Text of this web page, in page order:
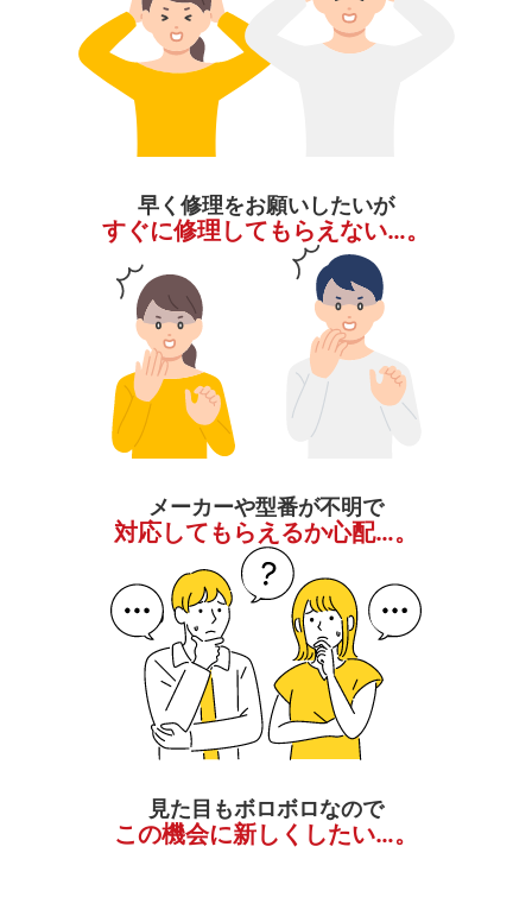
早く修理をお願いしたいが
すぐに修理してもらえない…。
メーカーや型番が不明で
対応してもらえるか心配…。
見た目もボロボロなので
この機会に新しくしたい…。